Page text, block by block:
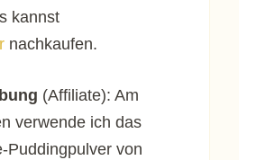
kannst
nachkaufen.
(Affiliate): Am
verwende ich das
Puddingpulver von